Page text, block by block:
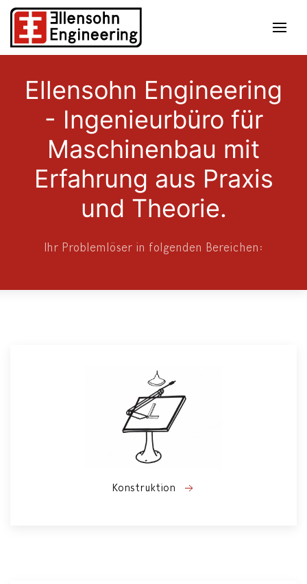
Ellensohn Engineering
- Ingenieurbüro für
Maschinenbau mit
Erfahrung aus Praxis
und Theorie.
Ihr Problemlöser in folgenden Bereichen:
Konstruktion